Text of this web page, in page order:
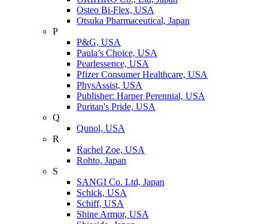
Osteo Bi-Flex, USA
Otsuka Pharmaceutical, Japan
P
P&G, USA
Paula’s Choice, USA
Pearlessence, USA
Pfizer Consumer Healthcare, USA
PhysAssist, USA
Publisher: Harper Perennial, USA
Puritan's Pride, USA
Q
Qunol, USA
R
Rachel Zoe, USA
Rohto, Japan
S
SANGI Co. Ltd, Japan
Schick, USA
Schiff, USA
Shine Armor, USA